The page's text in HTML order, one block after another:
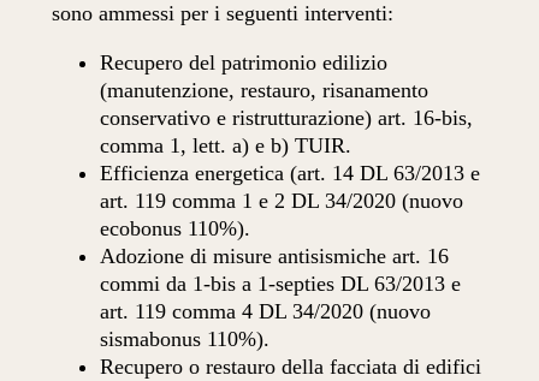
sono ammessi per i seguenti interventi:
Recupero del patrimonio edilizio
(manutenzione, restauro, risanamento
conservativo e ristrutturazione) art. 16-bis,
comma 1, lett. a) e b) TUIR.
Efficienza energetica (art. 14 DL 63/2013 e
art. 119 comma 1 e 2 DL 34/2020 (nuovo
ecobonus 110%).
Adozione di misure antisismiche art. 16
commi da 1-bis a 1-septies DL 63/2013 e
art. 119 comma 4 DL 34/2020 (nuovo
sismabonus 110%).
Recupero o restauro della facciata di edifici